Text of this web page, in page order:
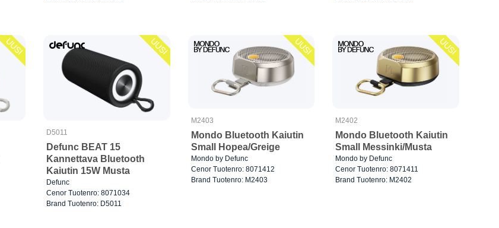
UUSI UUSI
D5011
Defunc BEAT 15
Kannettava Bluetooth
Kaiutin 15W Musta
Defunc
Cenor Tuotenro: 8071034
Brand Tuotenro: D5011
UUSI
M2403
Mondo Bluetooth Kaiutin
Small Hopea/Greige
Mondo by Defunc
Cenor Tuotenro: 8071412
Brand Tuotenro: M2403
UUSI
M2402
Mondo Bluetooth Kaiutin
Small Messinki/Musta
Mondo by Defunc
Cenor Tuotenro: 8071411
Brand Tuotenro: M2402